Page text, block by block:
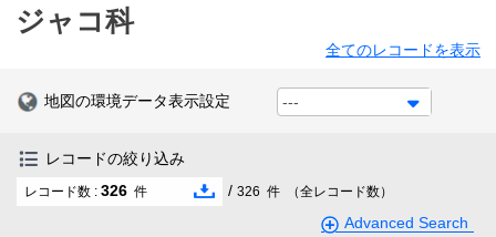
ジャコ科
全てのレコードを表示
地図の環境データ表示設定 ---
レコードの絞り込み
レコード数 : 326 件 / 326 件 （全レコード数）
Advanced Search